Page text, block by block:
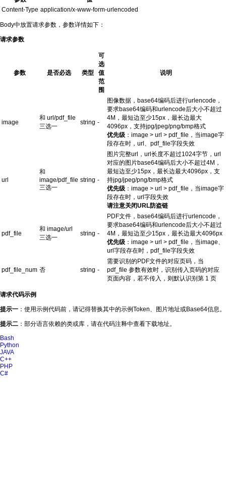
Content-Type application/x-www-form-urlencoded
Body中放置请求参数，参数详情如下：
请求参数
参数 是否必选 类型
可
选
值
范
围
说明
image
和 url/pdf_file
三选一
string -
图像数据，base64编码后进行urlencode，
要求base64编码和urlencode后大小不超过
4M，最短边至少15px，最长边最大
4096px，支持jpg/jpeg/png/bmp格式
优先级 ：image > url > pdf_file，当image字
段存在时，url、pdf_file字段失效
url
和
image/pdf_file
三选一
string -
图片完整url，url长度不超过1024字节，url
对应的图片base64编码后大小不超过4M，
最短边至少15px，最长边最大4096px，支
持jpg/jpeg/png/bmp格式
优先级 ：image > url > pdf_file，当image字
段存在时，url字段失效
请注意关闭URL防盗链
pdf_file
和 image/url
三选一
string -
PDF文件，base64编码后进行urlencode，
要求base64编码和urlencode后大小不超过
4M，最短边至少15px，最长边最大4096px
优先级 ：image > url > pdf_file，当image、
url字段存在时，pdf_file字段失效
pdf_file_num 否 string -
需要识别的PDF文件的对应页码，当
pdf_file 参数有效时，识别传入页码的对应
页面内容，若不传入，则默认识别第 1 页
请求代码示例
提示一 ：使用示例代码前，请记得替换其中的示例Token、图片地址或Base64信息。
提示二 ：部分语言依赖的类或库，请在代码注释中查看下载地址。
Bash
Python
JAVA
C++
PHP
C#